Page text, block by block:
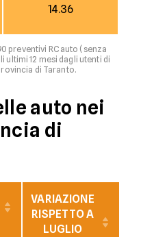
14.36
preventivi RC auto (senza
12 mesi dagli utenti di
di Taranto.
auto nei
di
VARIAZIONE
RISPETTO A
LUGLIO